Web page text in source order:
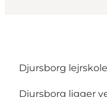
Djursborg lejrskole
Djursborg ligger